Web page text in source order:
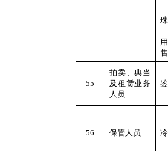
55
拍卖、典当
及租赁业务
人员
56 保管人员